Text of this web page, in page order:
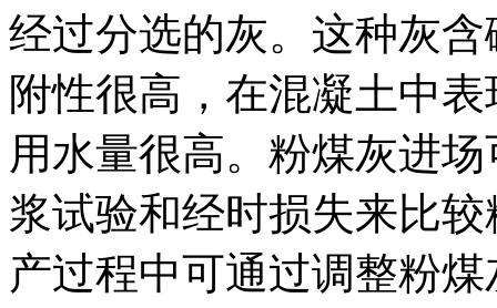
经过分选的灰。这种灰
附性很高，在混凝土中
用水量很高。粉煤灰进
浆试验和经时损失来比
产过程中可通过调整粉